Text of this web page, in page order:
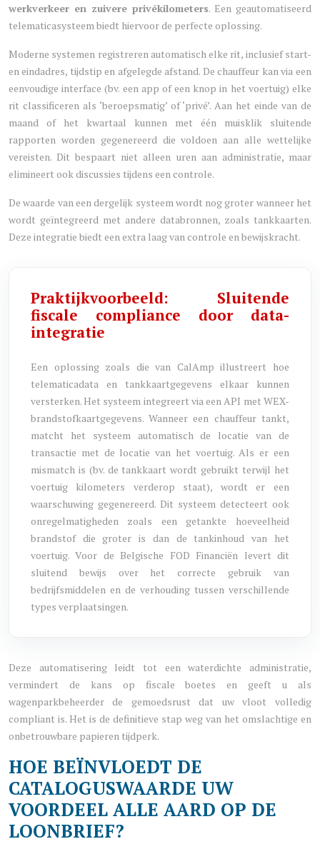
werkverkeer en zuivere privékilometers. Een geautomatiseerd
telematicasysteem biedt hiervoor de perfecte oplossing.
Moderne systemen registreren automatisch elke rit, inclusief start-
en eindadres, tijdstip en afgelegde afstand. De chauffeur kan via een
eenvoudige interface (bv. een app of een knop in het voertuig) elke
rit classificeren als ‘beroepsmatig’ of ‘privé’. Aan het einde van de
maand of het kwartaal kunnen met één muisklik sluitende
rapporten worden gegenereerd die voldoen aan alle wettelijke
vereisten. Dit bespaart niet alleen uren aan administratie, maar
elimineert ook discussies tijdens een controle.
De waarde van een dergelijk systeem wordt nog groter wanneer het
wordt geïntegreerd met andere databronnen, zoals tankkaarten.
Deze integratie biedt een extra laag van controle en bewijskracht.
Praktijkvoorbeeld: Sluitende
fiscale compliance door data-
integratie
Een oplossing zoals die van CalAmp illustreert hoe
telematicadata en tankkaartgegevens elkaar kunnen
versterken. Het systeem integreert via een API met WEX-
brandstofkaartgegevens. Wanneer een chauffeur tankt,
matcht het systeem automatisch de locatie van de
transactie met de locatie van het voertuig. Als er een
mismatch is (bv. de tankkaart wordt gebruikt terwijl het
voertuig kilometers verderop staat), wordt er een
waarschuwing gegenereerd. Dit systeem detecteert ook
onregelmatigheden zoals een getankte hoeveelheid
brandstof die groter is dan de tankinhoud van het
voertuig. Voor de Belgische FOD Financiën levert dit
sluitend bewijs over het correcte gebruik van
bedrijfsmiddelen en de verhouding tussen verschillende
types verplaatsingen.
Deze automatisering leidt tot een waterdichte administratie,
vermindert de kans op fiscale boetes en geeft u als
wagenparkbeheerder de gemoedsrust dat uw vloot volledig
compliant is. Het is de definitieve stap weg van het omslachtige en
onbetrouwbare papieren tijdperk.
HOE BEÏNVLOEDT DE
CATALOGUSWAARDE UW
VOORDEEL ALLE AARD OP DE
LOONBRIEF?